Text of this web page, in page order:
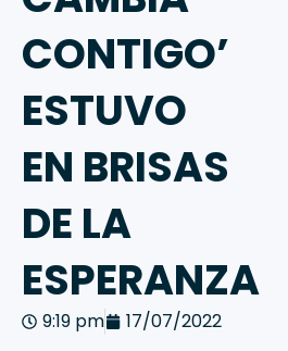
CONTIGO’
ESTUVO
EN BRISAS
DE LA
ESPERANZA
9:19 pm 17/07/2022